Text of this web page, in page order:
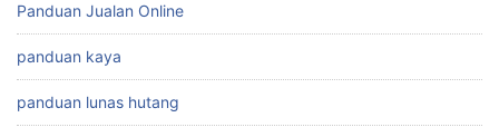
Panduan Jualan Online
panduan kaya
panduan lunas hutang